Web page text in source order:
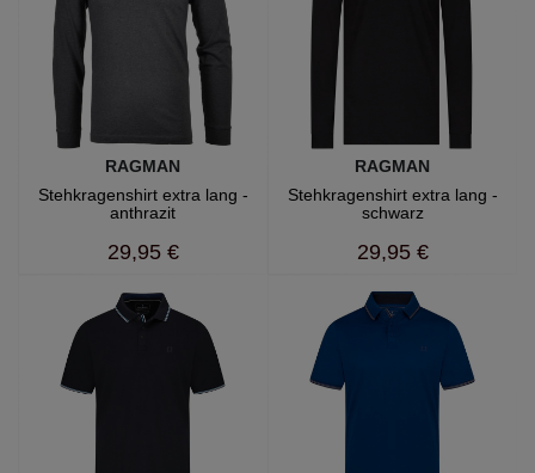
RAGMAN
Stehkragenshirt extra lang -
anthrazit
29,95 €
RAGMAN
Stehkragenshirt extra lang -
schwarz
29,95 €